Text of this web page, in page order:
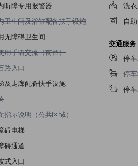
听障专用报警器
供房内卫生间及浴缸配备扶手设施
卫生间及浴缸配备扶手设施
无障碍卫生间
供可使用手语交流（前台）
用手语交流（前台）
供砾石路入口
路入口
及走廊配备扶手设施
轮椅
供盲文指示说明（公共区域）
指示说明（公共区域）
碍电梯
碍通道
式入口
洗
自
交通服务
停
不提
停
停车